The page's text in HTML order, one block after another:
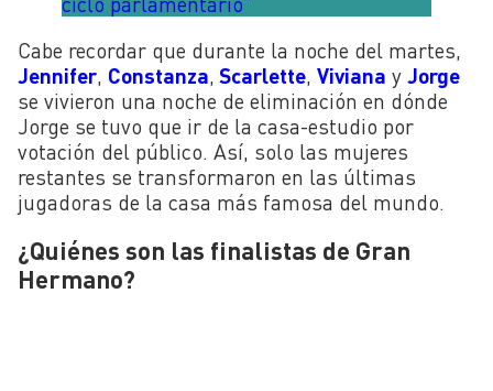
Cabe recordar que durante la noche del martes,
Jennifer, Constanza, Scarlette, Viviana y Jorge
se vivieron una noche de eliminación en dónde
Jorge se tuvo que ir de la casa-estudio por
votación del público. Así, solo las mujeres
restantes se transformaron en las últimas
jugadoras de la casa más famosa del mundo.
¿Quiénes son las finalistas de Gran
Hermano?